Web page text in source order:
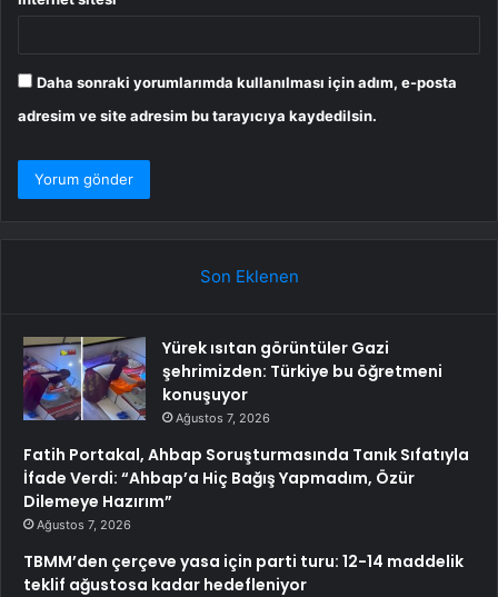
Daha sonraki yorumlarımda kullanılması için adım, e-posta
adresim ve site adresim bu tarayıcıya kaydedilsin.
Son Eklenen
Yürek ısıtan görüntüler Gazi
şehrimizden: Türkiye bu öğretmeni
konuşuyor
Ağustos 7, 2026
Fatih Portakal, Ahbap Soruşturmasında Tanık Sıfatıyla
İfade Verdi: “Ahbap’a Hiç Bağış Yapmadım, Özür
Dilemeye Hazırım”
Ağustos 7, 2026
TBMM’den çerçeve yasa için parti turu: 12-14 maddelik
teklif ağustosa kadar hedefleniyor